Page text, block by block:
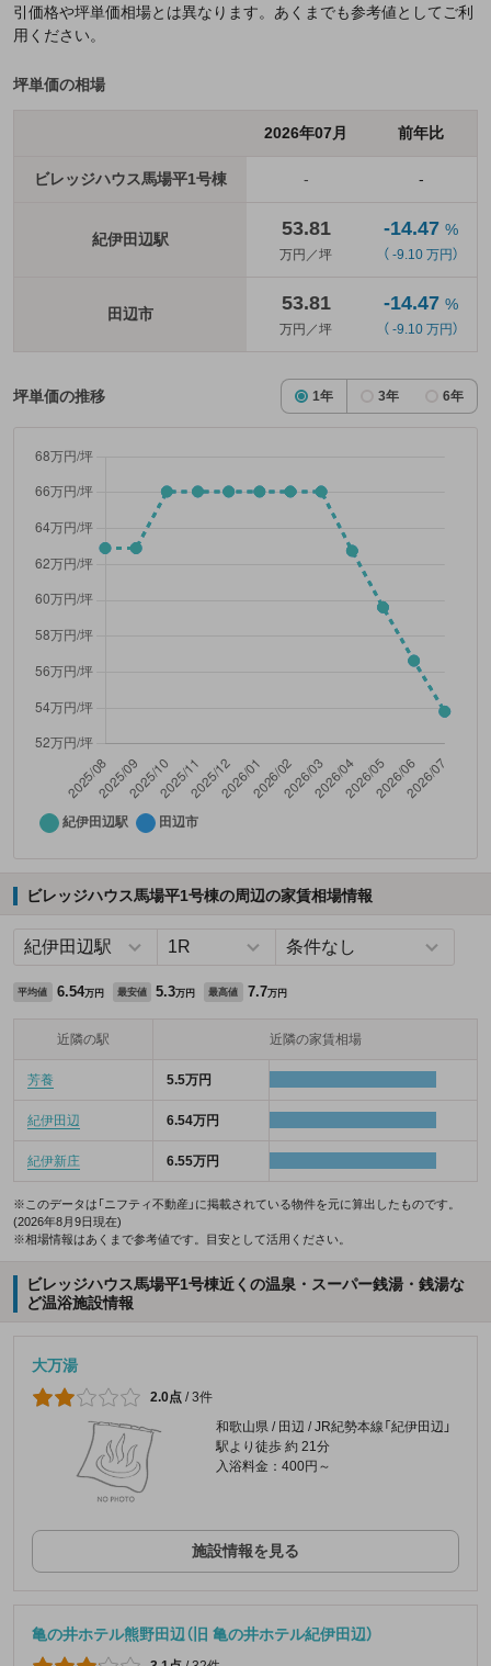
引価格や坪単価相場とは異なります。あくまでも参考値としてご利
用ください。
坪単価の相場
2026年07月 前年比
ビレッジハウス馬場平1号棟 - -
紀伊田辺駅 53.81
万円／坪
-14.47 %
（ -9.10 万円）
田辺市 53.81
万円／坪
-14.47 %
（ -9.10 万円）
坪単価の推移 1年 3年 6年
ビレッジハウス馬場平1号棟の周辺の家賃相場情報
平均値 6.54万円 最安値 5.3万円 最高値 7.7万円
近隣の駅 近隣の家賃相場
芳養 5.5万円
紀伊田辺 6.54万円
紀伊新庄 6.55万円
※このデータは「ニフティ不動産」に掲載されている物件を元に算出したものです。
(2026年8月9日現在)
※相場情報はあくまで参考値です。目安として活用ください。
ビレッジハウス馬場平1号棟近くの温泉・スーパー銭湯・銭湯な
ど温浴施設情報
大万湯
2.0点 /3件
和歌山県 / 田辺 / JR紀勢本線「紀伊田辺」
駅より徒歩 約 21分
入浴料金：400円～
施設情報を見る
亀の井ホテル熊野田辺（旧 亀の井ホテル紀伊田辺）